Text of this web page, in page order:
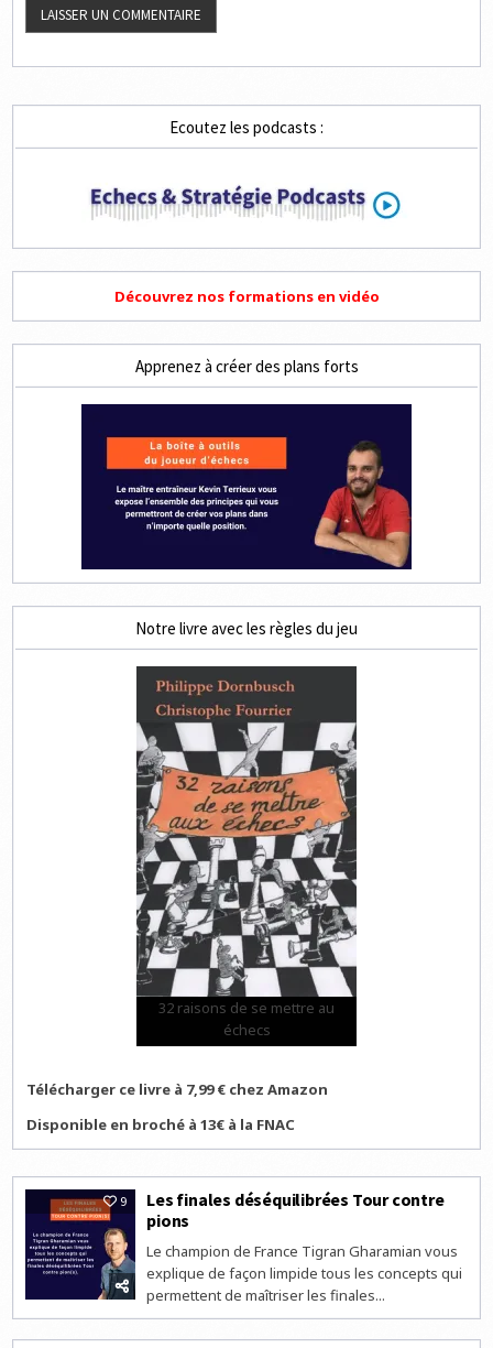
Ecoutez les podcasts :
Découvrez nos formations en vidéo
Apprenez à créer des plans forts
Notre livre avec les règles du jeu
32 raisons de se mettre au
échecs
Télécharger ce livre à 7,99 € chez Amazon
Disponible en broché à 13€ à la FNAC
9
Les finales déséquilibrées Tour contre
pions
Le champion de France Tigran Gharamian vous
explique de façon limpide tous les concepts qui
permettent de maîtriser les finales...